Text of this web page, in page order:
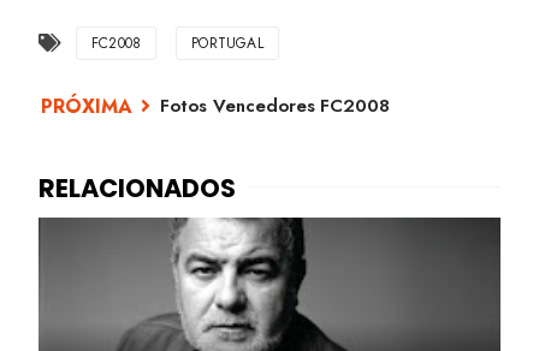
FC2008 PORTUGAL
Fotos Vencedores FC2008